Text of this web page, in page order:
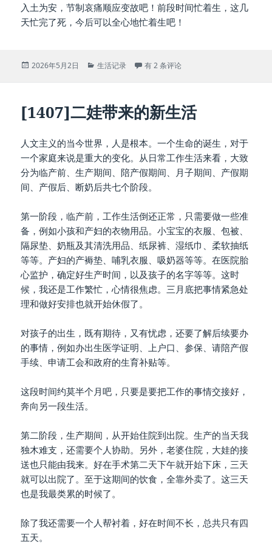
入土为安，节制哀痛顺应变故吧！前段时间忙着生，这几
天忙完了死，今后可以全心地忙着生吧！
发
2026年5月2日
分
生活记录 [1408]忙生忙死
有 2 条评论
[1407]二娃带来的新生活
人文主义的当今世界，人是根本。一个生命的诞生，对于
一个家庭来说是重大的变化。从日常工作生活来看，大致
分为临产前、生产期间、陪产假期间、月子期间、产假期
间、产假后、断奶后共七个阶段。
第一阶段，临产前，工作生活倒还正常，只需要做一些准
备，例如小孩和产妇的衣物用品。小宝宝的衣服、包被、
隔尿垫、奶瓶及其清洗用品、纸尿裤、湿纸巾、柔软抽纸
等等。产妇的产褥垫、哺乳衣服、吸奶器等等。在医院胎
心监护，确定好生产时间，以及孩子的名字等等。这时
候，我还是工作繁忙，心情很焦虑。三月底把事情紧急处
理和做好安排也就开始休假了。
对孩子的出生，既有期待，又有忧虑，还要了解后续要办
的事情，例如办出生医学证明、上户口、参保、请陪产假
手续、申请工会和政府的生育补贴等。
这段时间约莫半个月吧，只要是要把工作的事情交接好，
奔向另一段生活。
第二阶段，生产期间，从开始住院到出院。生产的当天我
独木难支，还需要个人协助。另外，老婆住院，大娃的接
送也只能由我来。好在手术第二天下午就开始下床，三天
就可以出院了。至于这期间的饮食，全靠外卖了。这三天
也是我最类累的时候了。
除了我还需要一个人帮衬着，好在时间不长，总共只有四
五天。